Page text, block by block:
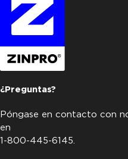
¿Preguntas?
Póngase en contacto con
en
1-800-445-6145.